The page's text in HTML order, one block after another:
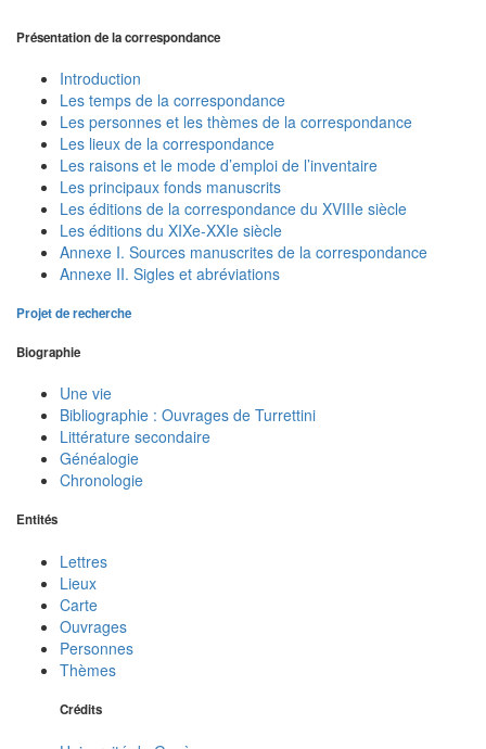
Présentation de la correspondance
Introduction
Les temps de la correspondance
Les personnes et les thèmes de la correspondance
Les lieux de la correspondance
Les raisons et le mode d’emploi de l’inventaire
Les principaux fonds manuscrits
Les éditions de la correspondance du XVIIIe siècle
Les éditions du XIXe-XXIe siècle
Annexe I. Sources manuscrites de la correspondance
Annexe II. Sigles et abréviations
Projet de recherche
Biographie
Une vie
Bibliographie : Ouvrages de Turrettini
Littérature secondaire
Généalogie
Chronologie
Entités
Lettres
Lieux
Carte
Ouvrages
Personnes
Thèmes
Crédits